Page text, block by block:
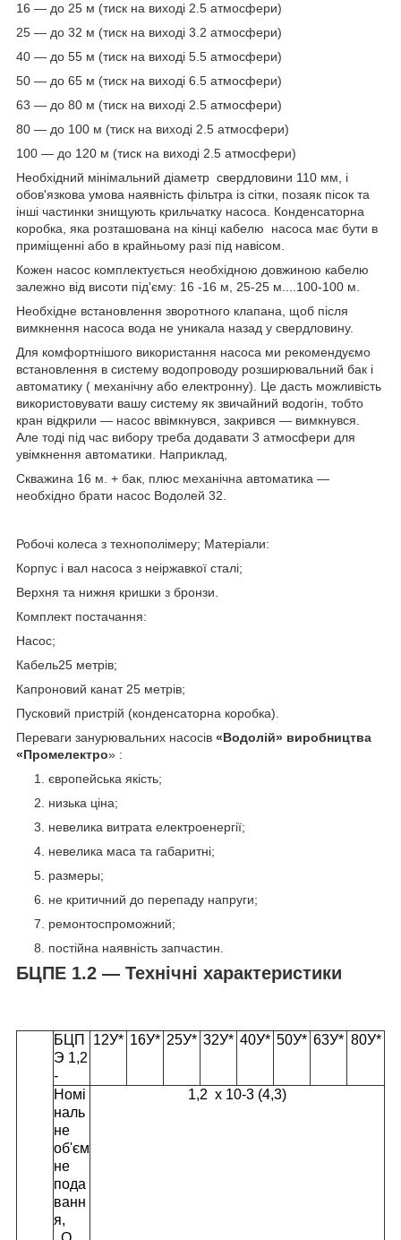
16 — до 25 м (тиск на виході 2.5 атмосфери)
25 — до 32 м (тиск на виході 3.2 атмосфери)
40 — до 55 м (тиск на виході 5.5 атмосфери)
50 — до 65 м (тиск на виході 6.5 атмосфери)
63 — до 80 м (тиск на виході 2.5 атмосфери)
80 — до 100 м (тиск на виході 2.5 атмосфери)
100 — до 120 м (тиск на виході 2.5 атмосфери)
Необхідний мінімальний діаметр свердловини 110 мм, і
обов'язкова умова наявність фільтра із сітки, позаяк пісок та
інші частинки знищують крильчатку насоса. Конденсаторна
коробка, яка розташована на кінці кабелю насоса має бути в
приміщенні або в крайньому разі під навісом.
Кожен насос комплектується необхідною довжиною кабелю
залежно від висоти під'єму: 16 -16 м, 25-25 м....100-100 м.
Необхідне встановлення зворотного клапана, щоб після
вимкнення насоса вода не уникала назад у свердловину.
Для комфортнішого використання насоса ми рекомендуємо
встановлення в систему водопроводу розширювальний бак і
автоматику ( механічну або електронну). Це дасть можливість
використовувати вашу систему як звичайний водогін, тобто
кран відкрили — насос ввімкнувся, закрився — вимкнувся.
Але тоді під час вибору треба додавати 3 атмосфери для
увімкнення автоматики. Наприклад,
Скважина 16 м. + бак, плюс механічна автоматика —
необхідно брати насос Водолей 32.
Робочі колеса з технополімеру; Матеріали:
Корпус і вал насоса з неіржавкої сталі;
Верхня та нижня кришки з бронзи.
Комплект постачання:
Насос;
Кабель25 метрів;
Капроновий канат 25 метрів;
Пусковий пристрій (конденсаторна коробка).
Переваги занурювальних насосів «Водолій» виробництва
«Промелектро» :
європейська якість;
низька ціна;
невелика витрата електроенергії;
невелика маса та габаритні;
размеры;
не критичний до перепаду напруги;
ремонтоспроможний;
постійна наявність запчастин.
БЦПЕ 1.2 — Технічні характеристики
БЦП
Э 1,2
-
12У* 16У* 25У* 32У* 40У* 50У* 63У* 80У*
Номі
наль
не
об'єм
не
пода
ванн
я,
1,2 х 10-3 (4,3)